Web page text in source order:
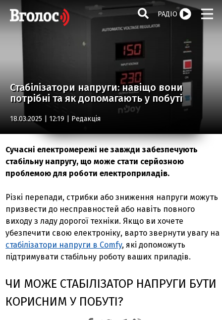
РАДІО
Стабілізатори напруги: навіщо вони
потрібні та як допомагають у побуті
18.03.2025 | 12:19 | Редакція
Сучасні електромережі не завжди забезпечують
стабільну напругу, що може стати серйозною
проблемою для роботи електроприладів.
Різкі перепади, стрибки або зниження напруги можуть
призвести до несправностей або навіть повного
виходу з ладу дорогої техніки. Якщо ви хочете
убезпечити свою електроніку, варто звернути увагу на
стабілізатори напруги в Comfy, які допоможуть
підтримувати стабільну роботу ваших приладів.
ЧИ МОЖЕ СТАБІЛІЗАТОР НАПРУГИ БУТИ
КОРИСНИМ У ПОБУТІ?